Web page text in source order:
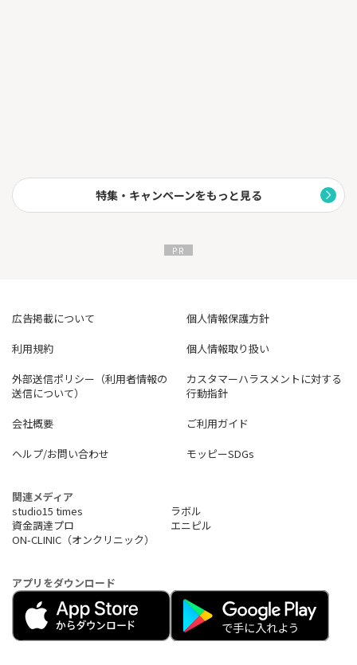
特集・キャンペーンをもっと見る
広告掲載について
個人情報保護方針
利用規約
個人情報取り扱い
外部送信ポリシー（利用者情報の
送信について）
カスタマーハラスメントに対する
行動指針
会社概要
ご利用ガイド
ヘルプ/お問い合わせ
モッピーSDGs
関連メディア
studio15 times
ラボル
資金調達プロ
エニピル
ON-CLINIC（オンクリニック）
アプリをダウンロード